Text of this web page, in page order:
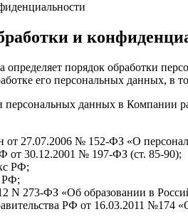
и
определяет порядок обработки
его персональных данных, в
данных в Компании
от 27.07.2006 № 152-ФЗ «О
от 30.12.2001 № 197-ФЗ (ст. 85-90);
РФ;
РФ;
N 273-ФЗ «Об образовании в
РФ от 16.03.2011 №174